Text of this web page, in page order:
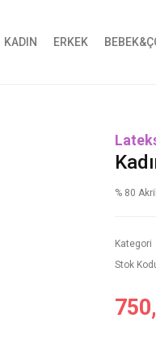
KADIN ERKEK
% 80
Kategori
Stok